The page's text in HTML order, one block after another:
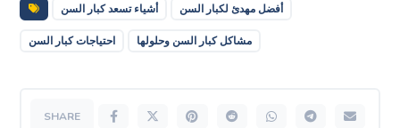
أشياء تسعد كبار السن أفضل مهدئ لكبار السن
احتياجات كبار السن مشاكل كبار السن وحلولها